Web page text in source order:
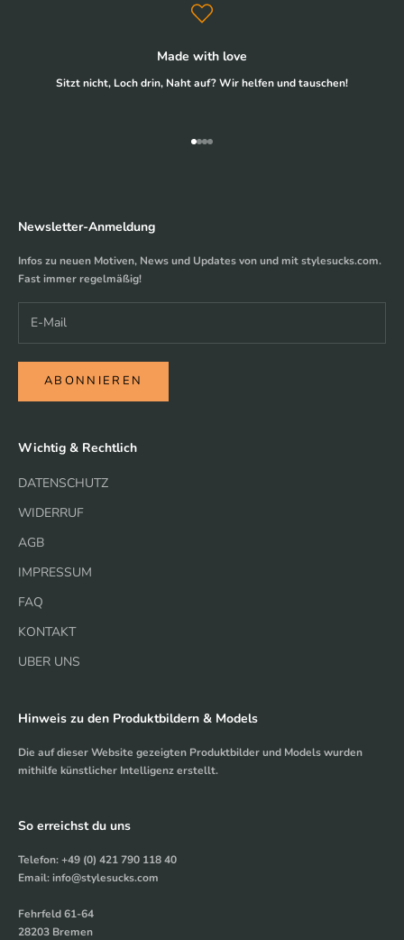
Made with love
Sitzt nicht, Loch drin, Naht auf? Wir helfen und tauschen!
Gehe zu Element 1
Gehe zu Element 2
Gehe zu Element 3
Gehe zu Element 4
Newsletter-Anmeldung
Infos zu neuen Motiven, News und Updates von und mit stylesucks.com.
Fast immer regelmäßig!
ABONNIEREN
Wichtig & Rechtlich
DATENSCHUTZ
WIDERRUF
AGB
IMPRESSUM
FAQ
KONTAKT
UBER UNS
Hinweis zu den Produktbildern & Models
Die auf dieser Website gezeigten Produktbilder und Models wurden
mithilfe künstlicher Intelligenz erstellt.
So erreichst du uns
Telefon: +49 (0) 421 790 118 40
Email: info@stylesucks.com
Fehrfeld 61-64
28203 Bremen